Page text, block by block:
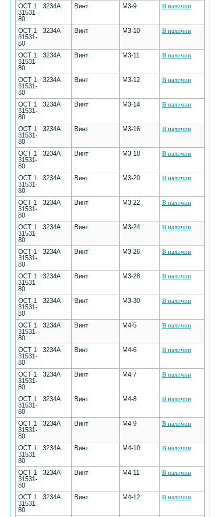
ОСТ 1
31531-
80
3234А Винт М3-9 В наличии
ОСТ 1
31531-
80
3234А Винт М3-10 В наличии
ОСТ 1
31531-
80
3234А Винт М3-11 В наличии
ОСТ 1
31531-
80
3234А Винт М3-12 В наличии
ОСТ 1
31531-
80
3234А Винт М3-14 В наличии
ОСТ 1
31531-
80
3234А Винт М3-16 В наличии
ОСТ 1
31531-
80
3234А Винт М3-18 В наличии
ОСТ 1
31531-
80
3234А Винт М3-20 В наличии
ОСТ 1
31531-
80
3234А Винт М3-22 В наличии
ОСТ 1
31531-
80
3234А Винт М3-24 В наличии
ОСТ 1
31531-
80
3234А Винт М3-26 В наличии
ОСТ 1
31531-
80
3234А Винт М3-28 В наличии
ОСТ 1
31531-
80
3234А Винт М3-30 В наличии
ОСТ 1
31531-
80
3234А Винт М4-5 В наличии
ОСТ 1
31531-
80
3234А Винт М4-6 В наличии
ОСТ 1
31531-
80
3234А Винт М4-7 В наличии
ОСТ 1
31531-
80
3234А Винт М4-8 В наличии
ОСТ 1
31531-
80
3234А Винт М4-9 В наличии
ОСТ 1
31531-
80
3234А Винт М4-10 В наличии
ОСТ 1
31531-
80
3234А Винт М4-11 В наличии
ОСТ 1
31531-
80
3234А Винт М4-12 В наличии